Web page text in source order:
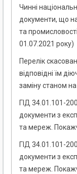
Чинні
документи, що
та
01.07.2021 року)
Перелік
відповідні їм
заміну станом
ГІД 34.01.101-
документи з
та мереж.
ГІД 34.01.101-
документи з
та мереж.